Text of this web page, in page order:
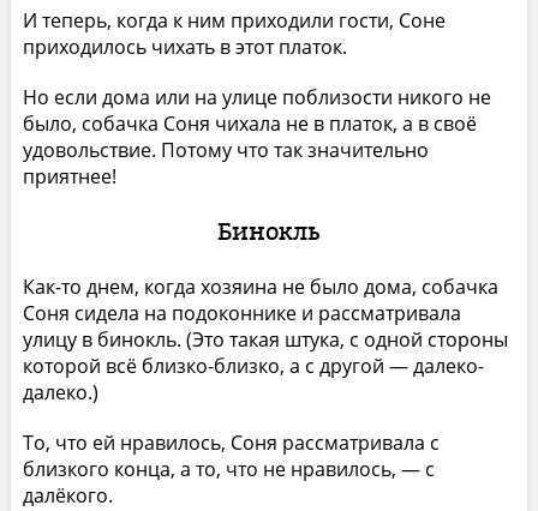
И теперь, когда к ним приходили гости, Соне
приходилось чихать в этот платок.
Но если дома или на улице поблизости никого не
было, собачка Соня чихала не в платок, а в своё
удовольствие. Потому что так значительно
приятнее!
Бинокль
Как-то днем, когда хозяина не было дома, собачка
Соня сидела на подоконнике и рассматривала
улицу в бинокль. (Это такая штука, с одной стороны
которой всё близко-близко, а с другой — далеко-
далеко.)
То, что ей нравилось, Соня рассматривала с
близкого конца, а то, что не нравилось, — с
далёкого.